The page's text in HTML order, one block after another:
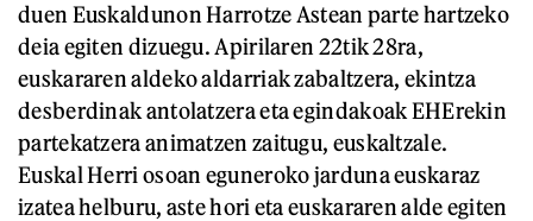
duen Euskaldunon Harrotze Astean parte hartzeko
deia egiten dizuegu. Apirilaren 22tik 28ra,
euskararen aldeko aldarriak zabaltzera, ekintza
desberdinak antolatzera eta egindakoak EHErekin
partekatzera animatzen zaitugu, euskaltzale.
Euskal Herri osoan eguneroko jarduna euskaraz
izatea helburu, aste hori eta euskararen alde egiten